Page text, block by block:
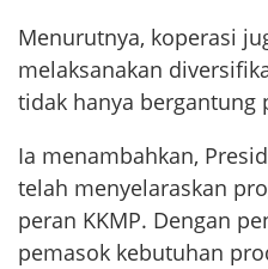
Menurutnya, koperasi
melaksanakan
tidak hanya bergantung
Ia menambahkan,
telah menyelaraskan
peran KKMP. Dengan
pemasok kebutuhan